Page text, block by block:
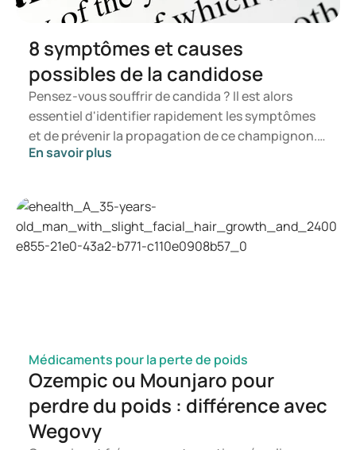
8 symptômes et causes
possibles de la candidose
Pensez-vous souffrir de candida ? Il est alors
essentiel d'identifier rapidement les symptômes
et de prévenir la propagation de ce champignon.
Dans cet article, vous découvrirez ce qu'est le
développement d'une infection à candida. Vous
saurez ainsi à quel moment il est pertinent de
consulter un professionnel de santé.
En savoir plus
Médicaments pour la perte de poids
Ozempic ou Mounjaro pour
perdre du poids : différence avec
Wegovy